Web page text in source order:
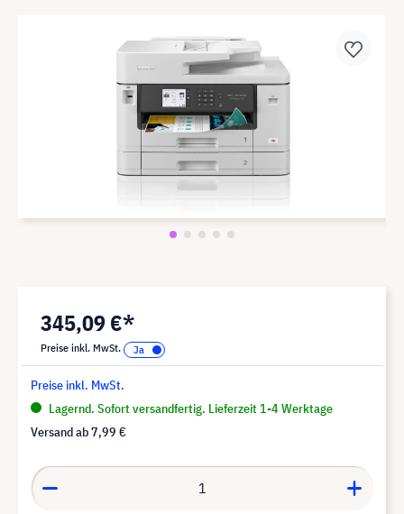
345,09 €*
Preise inkl. MwSt.
Preise inkl. MwSt.
Lagernd. Sofort versandfertig. Lieferzeit 1-4 Werktage
Versand ab7,99 €